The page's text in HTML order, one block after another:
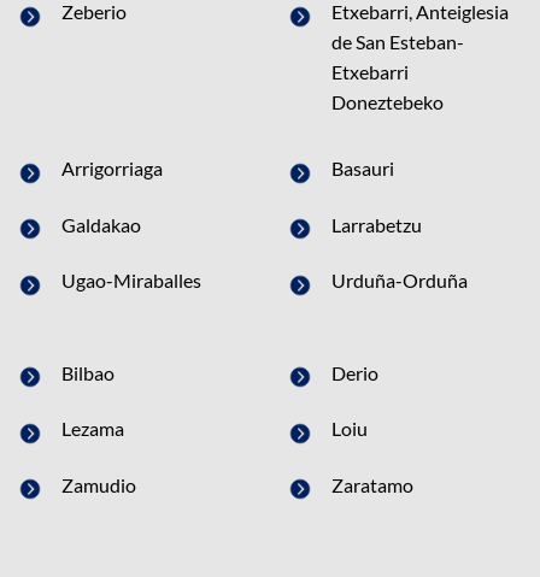
Zeberio
Etxebarri, Anteiglesia
de San Esteban-
Etxebarri
Doneztebeko
Arrigorriaga
Galdakao
Ugao-Miraballes
Basauri
Larrabetzu
Urduña-Orduña
Bilbao
Lezama
Zamudio
Derio
Loiu
Zaratamo